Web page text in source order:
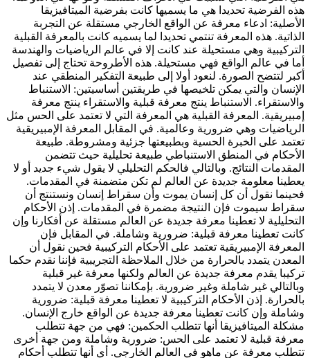
هذه الفرضية تحديدا هي ما يسميها كانت بفرضية الميتافيزيقا
الأصلية: ادعاء معرفة عن الواقع الخارجي مستقلة عن التجربة
الذاتية. هذه المعرفة تنتمي تحديدا لما يسميه كانت بالمعرفة القبلية
التركيبية وهي مستحيلة عند كانت إلا في عالم الرياضيات والهندسة
أما في عالم الواقع فهي مستحيلة. هذه الأطروحة تحتاج إلى تفصيل
أكبر لتتضح الصورة. لنعود أولا إلى طبيعة التفكير المنطقي عند
الإنسان والتي يمكن تلخيصها في طريقتين أساسيتين: الاستنباط
والاستقراء. الاستنباط ينتج معرفة قبلية والاستقراء ينتج معرفة
إمبيريقية. المعرفة القبلية هي المعرفة التي لا تعتمد على الحس مثل
الرياضيات وهي ضرورية وعالمية. في المقابل المعرفة الإمبيريقية
تعتمد على الخبرة الحسية وبطبيعتها جزئية ومشروطة. طبيعة
الأحكام في المنطق الاستنباطي طبيعة تحليلية حيث تتضمن
المقدمات النتائج. وبالتالي فالحكم التحليلي لا يقول شيء جديد أو لا
يعطينا معلومة جديدة عن العالم لم تكن متضمنة في المقدمات.
فحينما نقول أن كل إنسان يموت وأن سقراط إنسان ونستنتج أن
سقراط سيموت فإن النتيجة مضمرة في المقدمات. إذن الأحكام
التحليلية لا تعطينا معرفة جديدة عن العالم مستقلة عن أفكارنا وإن
كانت تعطينا معرفة قبلية: ضرورية وشاملة. في المقابل فإن
المعرفة الإمبيريقية تعتمد على الأحكام التركيبية فحين نقول أن
المعدن يتمدد بالحرارة من خلال الملاحظة التجريبية فإننا نقدم حكما
تركيبا يقدم معرفة جديدة عن العالم ولكنها معرفة غير قبلية
وبالتالي غير شاملة وغير ضرورية. بإمكاننا تصوّر معدن لا يتمدد
بالحرارة. إذن الأحكام التركيبية لا تعطينا معرفة قبلية: ضرورية
وشاملة وإن كانت تعطينا معرفة جديدة عن الواقع خارج الإنسان.
مشكلة الميتافيزيقا أنها تتطلب الحكمين: فهي من جهة تتطلب
معرفة قبلية لا تعتمد على الحس: ضرورية وشاملة ومن جهة أخرى
تتطلب معرفة عن ماهو في العالم الخارجي. أي أنها تتطلب أحكام